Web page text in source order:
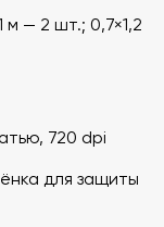
м — 2 шт.; 0,7×1,2
720 dpi
для защиты